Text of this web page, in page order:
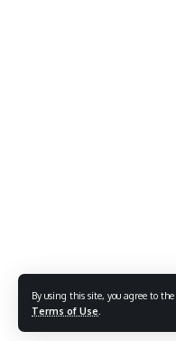
By using this site, you agree to the
Terms of Use